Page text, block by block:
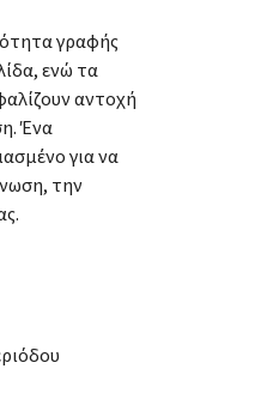
γραφής
ενώ τα
αντοχή
Ένα
για να
την